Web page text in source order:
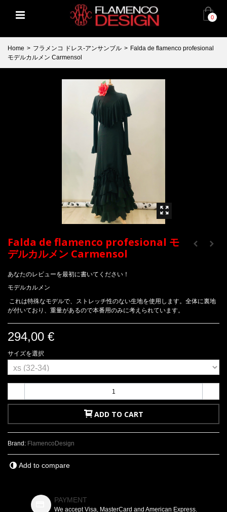
0
Home > フラメンコ ドレス-アンサンブル > Falda de flamenco profesional
モデルカルメン Carmensol
Falda de flamenco profesional モ
デルカルメン Carmensol
あなたのレビューを最初に書いてください！
モデルカルメン
これは特殊なモデルで、ストレッチ性のない生地を使用します。全体に裏地
が付いており、重量があるので本番用のみに考えられています。
294,00 €
サイズを選択
ADD TO CART
Brand: FlamencoDesign
Add to compare
PAYMENT
We accept Visa, MasterCard and American Express.